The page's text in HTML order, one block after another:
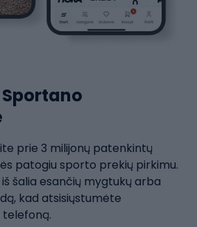
prie 3 milijonų patenkintų
patogiu sporto prekių pirkimu.
šalia esančių mygtukų arba
kad atsisiųstumėte